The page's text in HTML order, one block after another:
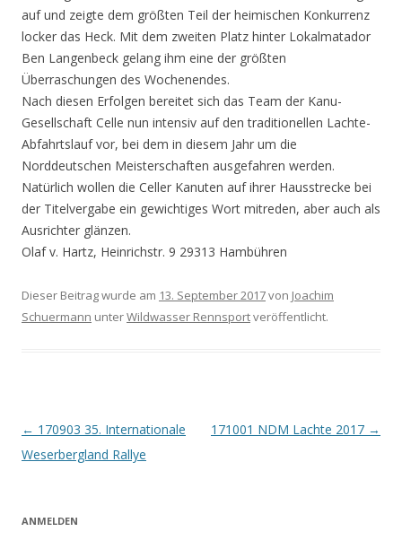
auf und zeigte dem größten Teil der heimischen Konkurrenz
locker das Heck. Mit dem zweiten Platz hinter Lokalmatador
Ben Langenbeck gelang ihm eine der größten
Überraschungen des Wochenendes.
Nach diesen Erfolgen bereitet sich das Team der Kanu-
Gesellschaft Celle nun intensiv auf den traditionellen Lachte-
Abfahrtslauf vor, bei dem in diesem Jahr um die
Norddeutschen Meisterschaften ausgefahren werden.
Natürlich wollen die Celler Kanuten auf ihrer Hausstrecke bei
der Titelvergabe ein gewichtiges Wort mitreden, aber auch als
Ausrichter glänzen.
Olaf v. Hartz, Heinrichstr. 9 29313 Hambühren
Dieser Beitrag wurde am 13. September 2017von Joachim
Schuermann unterWildwasser Rennsportveröffentlicht.
Beitrags-
Navigation
← 170903 35. Internationale
Weserbergland Rallye
171001 NDM Lachte 2017 →
ANMELDEN